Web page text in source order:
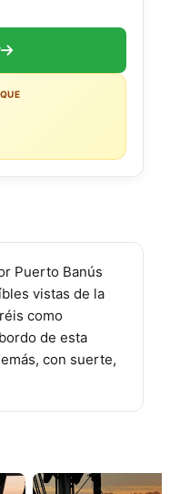
Puerto Banús
vistas de la
como
de esta
con suerte,